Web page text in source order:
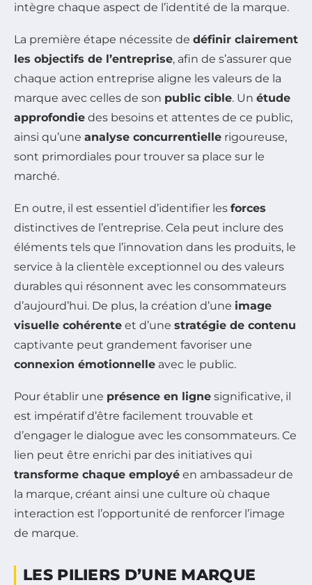
intègre chaque aspect de l’identité de la marque.
La première étape nécessite de définir clairement
les objectifs de l’entreprise, afin de s’assurer que
chaque action entreprise aligne les valeurs de la
marque avec celles de son public cible. Un étude
approfondie des besoins et attentes de ce public,
ainsi qu’une analyse concurrentielle rigoureuse,
sont primordiales pour trouver sa place sur le
marché.
En outre, il est essentiel d’identifier les forces
distinctives de l’entreprise. Cela peut inclure des
éléments tels que l’innovation dans les produits, le
service à la clientèle exceptionnel ou des valeurs
durables qui résonnent avec les consommateurs
d’aujourd’hui. De plus, la création d’une image
visuelle cohérente et d’une stratégie de contenu
captivante peut grandement favoriser une
connexion émotionnelle avec le public.
Pour établir une présence en ligne significative, il
est impératif d’être facilement trouvable et
d’engager le dialogue avec les consommateurs. Ce
lien peut être enrichi par des initiatives qui
transforme chaque employé en ambassadeur de
la marque, créant ainsi une culture où chaque
interaction est l’opportunité de renforcer l’image
de marque.
LES PILIERS D’UNE MARQUE